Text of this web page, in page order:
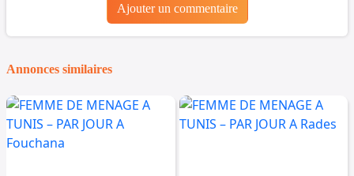
Ajouter un commentaire
Annonces similaires